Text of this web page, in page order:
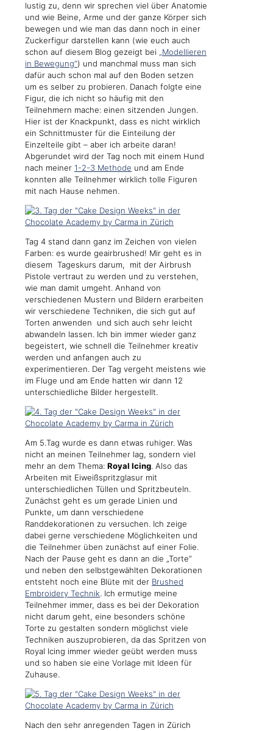
lustig zu, denn wir sprechen viel über Anatomie
und wie Beine, Arme und der ganze Körper sich
bewegen und wie man das dann noch in einer
Zuckerfigur darstellen kann (wie euch auch
schon auf diesem Blog gezeigt bei „Modellieren
in Bewegung“) und manchmal muss man sich
dafür auch schon mal auf den Boden setzen
um es selber zu probieren. Danach folgte eine
Figur, die ich nicht so häufig mit den
Teilnehmern mache: einen sitzenden Jungen.
Hier ist der Knackpunkt, dass es nicht wirklich
ein Schnittmuster für die Einteilung der
Einzelteile gibt – aber ich arbeite daran!
Abgerundet wird der Tag noch mit einem Hund
nach meiner 1-2-3 Methode und am Ende
konnten alle Teilnehmer wirklich tolle Figuren
mit nach Hause nehmen.
Tag 4 stand dann ganz im Zeichen von vielen
Farben: es wurde geairbrushed! Mir geht es in
diesem Tageskurs darum, mit der Airbrush
Pistole vertraut zu werden und zu verstehen,
wie man damit umgeht. Anhand von
verschiedenen Mustern und Bildern erarbeiten
wir verschiedene Techniken, die sich gut auf
Torten anwenden und sich auch sehr leicht
abwandeln lassen. Ich bin immer wieder ganz
begeistert, wie schnell die Teilnehmer kreativ
werden und anfangen auch zu
experimentieren. Der Tag vergeht meistens wie
im Fluge und am Ende hatten wir dann 12
unterschiedliche Bilder hergestellt.
Am 5.Tag wurde es dann etwas ruhiger. Was
nicht an meinen Teilnehmer lag, sondern viel
mehr an dem Thema: Royal Icing. Also das
Arbeiten mit Eiweißspritzglasur mit
unterschiedlichen Tüllen und Spritzbeuteln.
Zunächst geht es um gerade Linien und
Punkte, um dann verschiedene
Randdekorationen zu versuchen. Ich zeige
dabei gerne verschiedene Möglichkeiten und
die Teilnehmer üben zunächst auf einer Folie.
Nach der Pause geht es dann an die „Torte“
und neben den selbstgewählten Dekorationen
entsteht noch eine Blüte mit der Brushed
Embroidery Technik. Ich ermutige meine
Teilnehmer immer, dass es bei der Dekoration
nicht darum geht, eine besonders schöne
Torte zu gestalten sondern möglichst viele
Techniken auszuprobieren, da das Spritzen von
Royal Icing immer wieder geübt werden muss
und so haben sie eine Vorlage mit Ideen für
Zuhause.
Nach den sehr anregenden Tagen in Zürich